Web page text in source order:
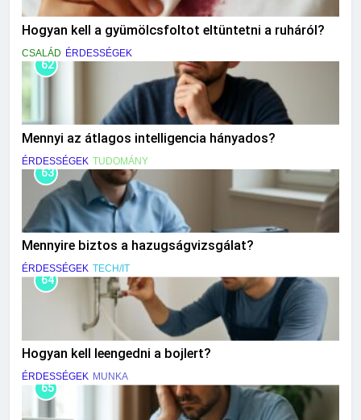
Hogyan kell a gyümölcsfoltot eltüntetni a ruháról?
CSALÁD ÉRDESSÉGEK
62
Mennyi az átlagos intelligencia hányados?
ÉRDESSÉGEK TUDOMÁNY
63
Mennyire biztos a hazugságvizsgálat?
ÉRDESSÉGEK TECH/IT
64
Hogyan kell leengedni a bojlert?
ÉRDESSÉGEK MUNKA
65